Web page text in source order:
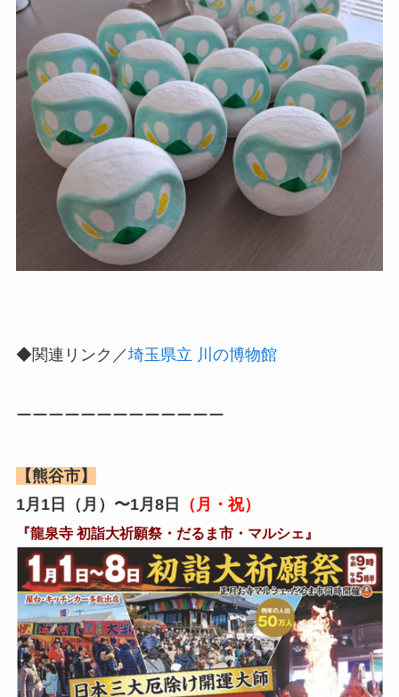
◆関連リンク／埼玉県立 川の博物館
ーーーーーーーーーーーーー
【熊谷市】
1月1日（月）〜1月8日
（月・祝）
『龍泉寺 初詣大祈願祭・だるま市・マルシェ』